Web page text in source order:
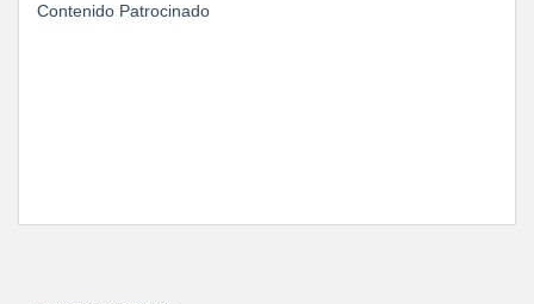
Contenido Patrocinado